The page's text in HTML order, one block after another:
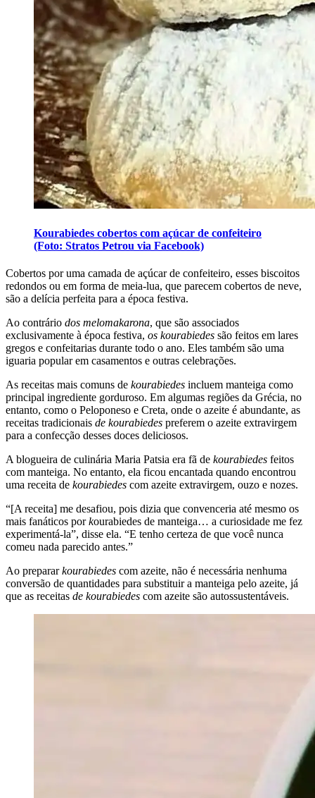
Kourabiedes cobertos com açúcar de confeiteiro
(Foto: Stratos Petrou via Facebook)
Cobertos por uma camada de açúcar de confeiteiro, esses biscoitos
redondos ou em forma de meia-lua, que parecem cobertos de neve,
são a delícia perfeita para a época festiva.
Ao contrário dos melomakarona, que são associados
exclusivamente à época festiva, os kourabiedes são feitos em lares
gregos e confeitarias durante todo o ano. Eles também são uma
iguaria popular em casamentos e outras celebrações.
As receitas mais comuns de kourabiedes incluem manteiga como
principal ingrediente gorduroso. Em algumas regiões da Grécia, no
entanto, como o Peloponeso e Creta, onde o azeite é abundante, as
receitas tradicionais de kourabiedes preferem o azeite extravirgem
para a confecção desses doces deliciosos.
A blogueira de culinária Maria Patsia era fã de kourabiedes feitos
com manteiga. No entanto, ela ficou encantada quando encontrou
uma receita de kourabiedes com azeite extravirgem, ouzo e nozes.
“[A receita] me desafiou, pois dizia que convenceria até mesmo os
mais fanáticos porkourabiedes de manteiga… a curiosidade me fez
experimentá-la”, disse ela. “E tenho certeza de que você nunca
comeu nada parecido antes.”
Ao prepararkourabiedes com azeite, não é necessária nenhuma
conversão de quantidades para substituir a manteiga pelo azeite, já
que as receitas de kourabiedes com azeite são autossustentáveis.